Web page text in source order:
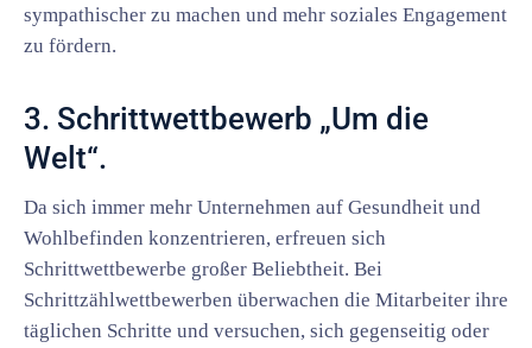
sympathischer zu machen und mehr soziales Engagement
zu fördern.
3. Schrittwettbewerb „Um die
Welt“.
Da sich immer mehr Unternehmen auf Gesundheit und
Wohlbefinden konzentrieren, erfreuen sich
Schrittwettbewerbe großer Beliebtheit. Bei
Schrittzählwettbewerben überwachen die Mitarbeiter ihre
täglichen Schritte und versuchen, sich gegenseitig oder